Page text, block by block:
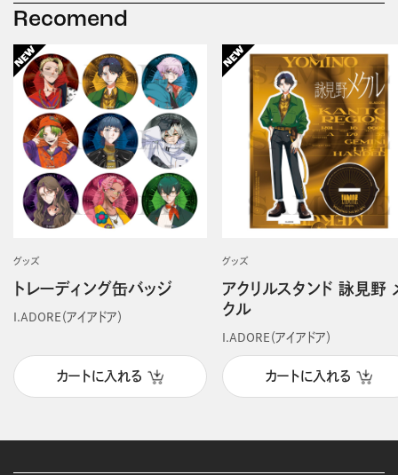
Recomend
グッズ
トレーディング缶バッジ
I.ADORE（アイアドア）
カートに入れる
グッズ
アクリルスタンド 詠見野
クル
I.ADORE（アイアドア）
カートに入れる